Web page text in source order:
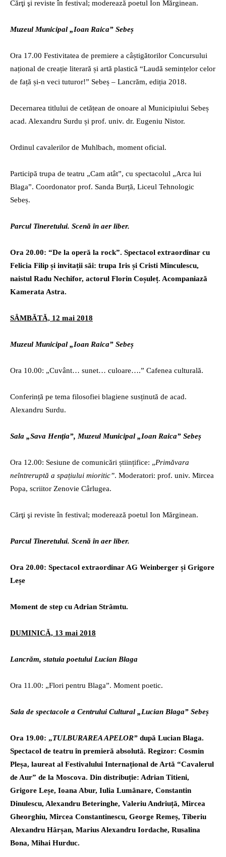
Cărţi şi reviste în festival; moderează poetul Ion Mărginean.
Muzeul Municipal „Ioan Raica” Sebeș
Ora 17.00 Festivitatea de premiere a câștigătorilor Concursului
național de creație literară și artă plastică “Laudă semințelor celor
de față și-n veci tuturor!” Sebeș – Lancrăm, ediția 2018.
Decernarea titlului de cetățean de onoare al Municipiului Sebeș
acad. Alexandru Surdu și prof. univ. dr. Eugeniu Nistor.
Ordinul cavalerilor de Muhlbach, moment oficial.
Participă trupa de teatru „Cam atât”, cu spectacolul „Arca lui
Blaga”. Coordonator prof. Sanda Burță, Liceul Tehnologic
Sebeș.
Parcul Tineretului. Scenă în aer liber.
Ora 20.00: “De la operă la rock”. Spectacol extraordinar cu
Felicia Filip și invitații săi: trupa Iris și Cristi Minculescu,
naistul Radu Nechifor, actorul Florin Coșuleț. Acompaniază
Kamerata Astra.
SÂMBĂTĂ, 12 mai 2018
Muzeul Municipal „Ioan Raica” Sebeș
Ora 10.00: „Cuvânt… sunet… culoare….” Cafenea culturală.
Conferință pe tema filosofiei blagiene susținută de acad.
Alexandru Surdu.
Sala „Sava Henţia”, Muzeul Municipal „Ioan Raica” Sebeș
Ora 12.00: Sesiune de comunicări științifice: „Primăvara
neîntreruptă a spațiului mioritic”. Moderatori: prof. univ. Mircea
Popa, scriitor Zenovie Cârlugea.
Cărţi şi reviste în festival; moderează poetul Ion Mărginean.
Parcul Tineretului. Scenă în aer liber.
Ora 20.00: Spectacol extraordinar AG Weinberger și Grigore
Leșe
Moment de step cu Adrian Strâmtu.
DUMINICĂ, 13 mai 2018
Lancrăm, statuia poetului Lucian Blaga
Ora 11.00: „Flori pentru Blaga”. Moment poetic.
Sala de spectacole a Centrului Cultural „Lucian Blaga” Sebeș
Ora 19.00: „TULBURAREA APELOR” după Lucian Blaga.
Spectacol de teatru în premieră absolută. Regizor: Cosmin
Pleșa, laureat al Festivalului Internațional de Artă “Cavalerul
de Aur” de la Moscova. Din distribuție: Adrian Titieni,
Grigore Leșe, Ioana Abur, Iulia Lumânare, Constantin
Dinulescu, Alexandru Beteringhe, Valeriu Andriuță, Mircea
Gheorghiu, Mircea Constantinescu, George Remeș, Tiberiu
Alexandru Hârșan, Marius Alexandru Iordache, Rusalina
Bona, Mihai Hurduc.